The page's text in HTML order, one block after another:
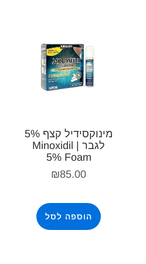
מינוקסידיל קצף 5%
לגבר | Minoxidil
5% Foam
₪85.00
הוספה לסל